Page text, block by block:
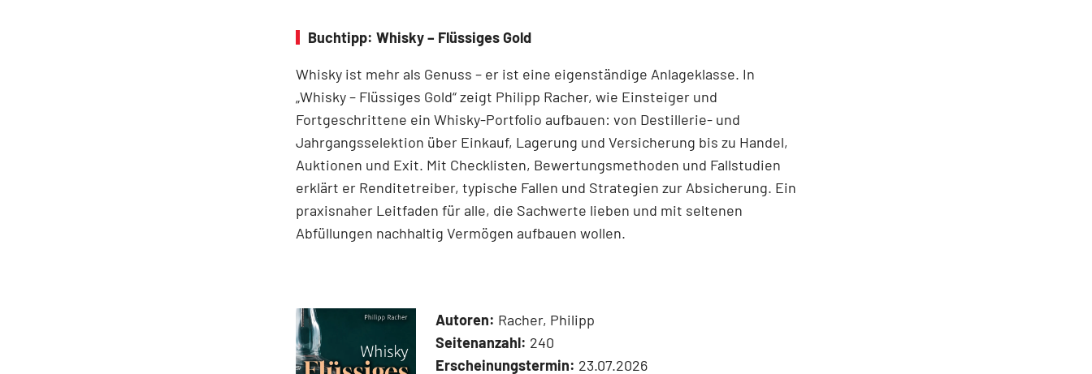
Buchtipp: Whisky – Flüssiges Gold
Whisky ist mehr als Genuss – er ist eine eigenständige Anlageklasse. In
„Whisky – Flüssiges Gold“ zeigt Philipp Racher, wie Einsteiger und
Fortgeschrittene ein Whisky-Portfolio aufbauen: von Destillerie- und
Jahrgangsselektion über Einkauf, Lagerung und Versicherung bis zu Handel,
Auktionen und Exit. Mit Checklisten, Bewertungsmethoden und Fallstudien
erklärt er Renditetreiber, typische Fallen und Strategien zur Absicherung. Ein
praxisnaher Leitfaden für alle, die Sachwerte lieben und mit seltenen
Abfüllungen nachhaltig Vermögen aufbauen wollen.
Autoren: Racher, Philipp
Seitenanzahl: 240
Erscheinungstermin: 23.07.2026